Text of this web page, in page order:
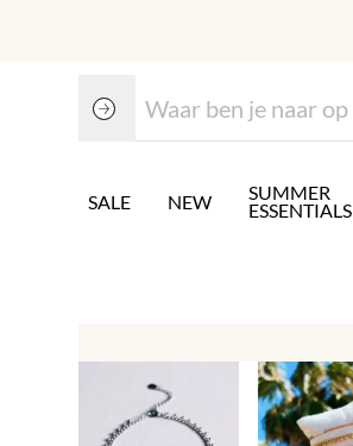
SALE NEW SUMMER
ESSENTIALS